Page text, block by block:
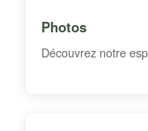
Photos
Découvrez notre